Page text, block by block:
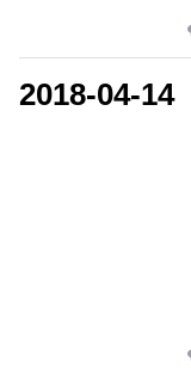
2018-04-14